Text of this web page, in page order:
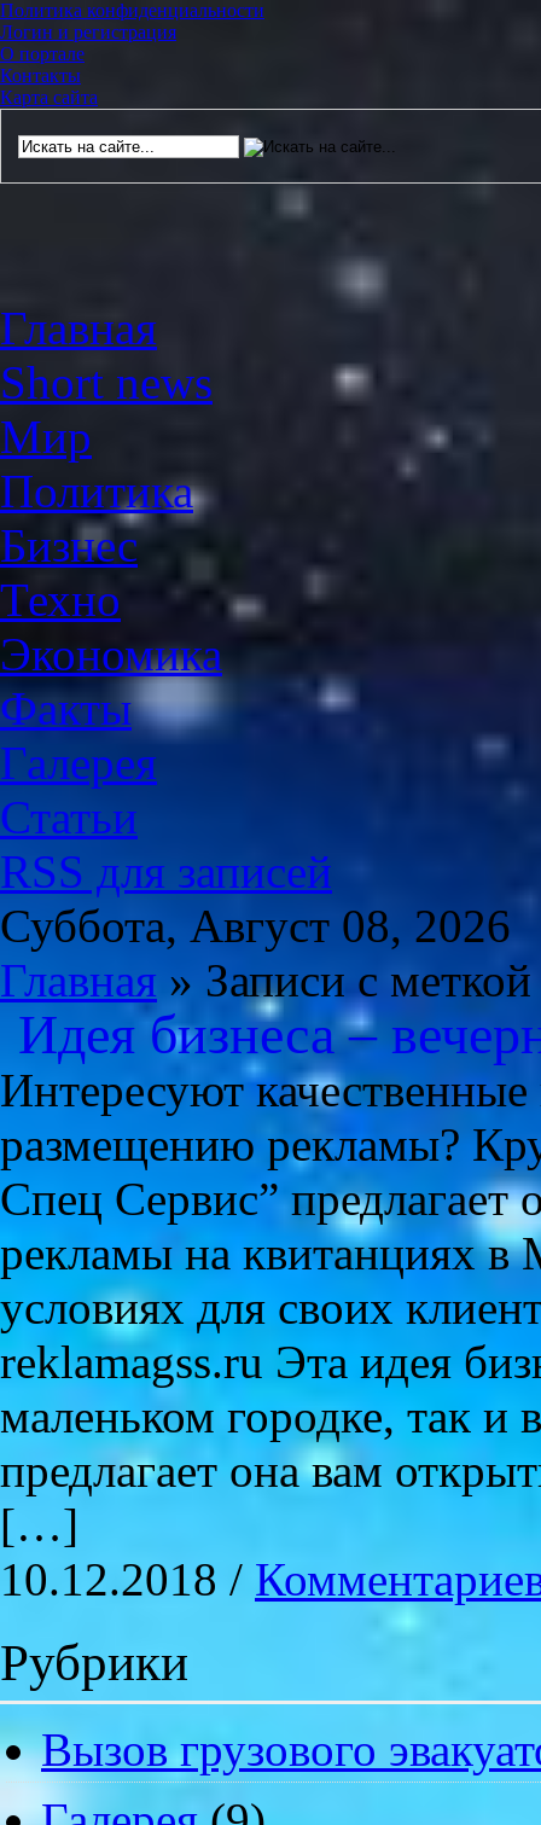
Политика конфиденциальности
Логин и регистрация
О портале
Контакты
Карта сайта
Главная
Short news
Мир
Политика
Бизнес
Техно
Экономика
Факты
Галерея
Статьи
RSS для записей
Суббота, Август 08, 2026
Главная » Записи с
Идея бизнеса –
Интересуют
размещению рекламы?
Спец Сервис” предлагает
рекламы на квитанциях
условиях для своих
reklamagss.ru Эта идея
маленьком городке, так
предлагает она вам
[…]
10.12.2018 /
Рубрики
Вызов грузового